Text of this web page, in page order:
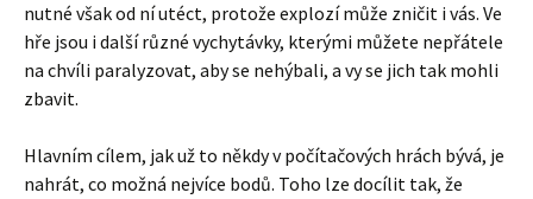
nutné však od ní utéct, protože explozí může zničit i vás. Ve
hře jsou i další různé vychytávky, kterými můžete nepřátele
na chvíli paralyzovat, aby se nehýbali, a vy se jich tak mohli
zbavit.
Hlavním cílem, jak už to někdy v počítačových hrách bývá, je
nahrát, co možná nejvíce bodů. Toho lze docílit tak, že